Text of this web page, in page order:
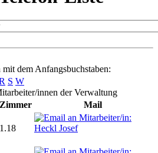
dem Anfangsbuchstaben:
S W
innen der Verwaltung
Zimmer
Mail
1.18